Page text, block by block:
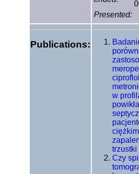
Presented:
Publications:
w
trzustki
Czy